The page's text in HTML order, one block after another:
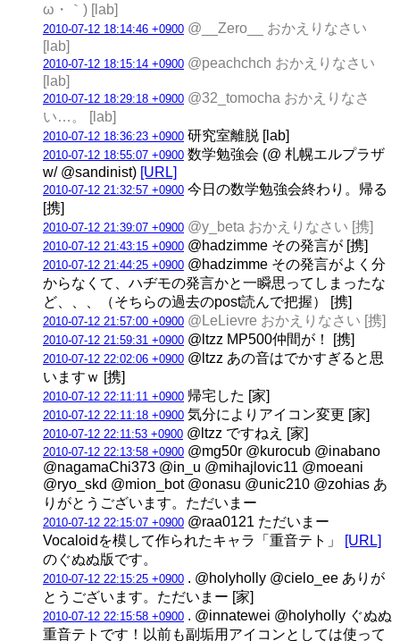
ω・｀) [lab]
2010-07-12 18:14:46 +0900 @__Zero__ おかえりなさい
[lab]
2010-07-12 18:15:14 +0900 @peachchch おかえりなさい
[lab]
2010-07-12 18:29:18 +0900 @32_tomocha おかえりなさ
い…。 [lab]
2010-07-12 18:36:23 +0900 研究室離脱 [lab]
2010-07-12 18:55:07 +0900 数学勉強会 (@ 札幌エルプラザ
w/ @sandinist) [URL]
2010-07-12 21:32:57 +0900 今日の数学勉強会終わり。帰る
[携]
2010-07-12 21:39:07 +0900 @y_beta おかえりなさい [携]
2010-07-12 21:43:15 +0900 @hadzimme その発言が [携]
2010-07-12 21:44:25 +0900 @hadzimme その発言がよく分
からなくて、ハヂモの発言かと一瞬思ってしまったな
ど、、、（そちらの過去のpost読んで把握） [携]
2010-07-12 21:57:00 +0900 @LeLievre おかえりなさい [携]
2010-07-12 21:59:31 +0900 @ltzz MP500仲間が！ [携]
2010-07-12 22:02:06 +0900 @ltzz あの音はでかすぎると思
いますｗ [携]
2010-07-12 22:11:11 +0900 帰宅した [家]
2010-07-12 22:11:18 +0900 気分によりアイコン変更 [家]
2010-07-12 22:11:53 +0900 @ltzz ですねえ [家]
2010-07-12 22:13:58 +0900 @mg50r @kurocub @inabano
@nagamaChi373 @in_u @mihajlovic11 @moeani
@ryo_skd @mion_bot @onasu @unic210 @zohias あ
りがとうございます。ただいまー
2010-07-12 22:15:07 +0900 @raa0121 ただいまー
Vocaloidを模して作られたキャラ「重音テト」
[URL]
のぐぬぬ版です。
2010-07-12 22:15:25 +0900 . @holyholly @cielo_ee ありが
とうございます。ただいまー [家]
2010-07-12 22:15:58 +0900 . @innatewei @holyholly ぐぬぬ
重音テトです！以前も副垢用アイコンとしては使って